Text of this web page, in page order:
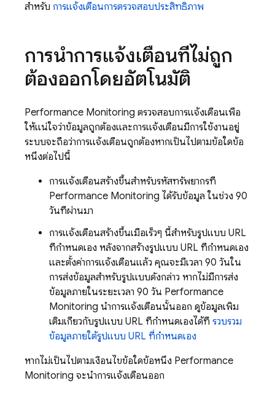
สำหรับ การแจ้งเตือนการตรวจสอบประสิทธิภาพ
การนำการแจ้งเตือนที่ไม่ถูก
ต้องออกโดยอัตโนมัติ
Performance Monitoring ตรวจสอบการแจ้งเตือนเพื่อ
ให้แน่ใจว่าข้อมูลถูกต้องและการแจ้งเตือนมีการใช้งานอยู่
ระบบจะถือว่าการแจ้งเตือนถูกต้องหากเป็นไปตามข้อใดข้อ
หนึ่งต่อไปนี้
การแจ้งเตือนสร้างขึ้นสำหรับรหัสทรัพยากรที่
Performance Monitoring ได้รับข้อมูล ในช่วง 90
วันที่ผ่านมา
การแจ้งเตือนสร้างขึ้นเมื่อเร็วๆ นี้สำหรับรูปแบบ URL
ที่กำหนดเอง หลังจากสร้างรูปแบบ URL ที่กำหนดเอง
และตั้งค่าการแจ้งเตือนแล้ว คุณจะมีเวลา 90 วันใน
การส่งข้อมูลสำหรับรูปแบบดังกล่าว หากไม่มีการส่ง
ข้อมูลภายในระยะเวลา 90 วัน Performance
Monitoring นำการแจ้งเตือนนั้นออก ดูข้อมูลเพิ่ม
เติมเกี่ยวกับรูปแบบ URL ที่กำหนดเองได้ที่ รวบรวม
ข้อมูลภายใต้รูปแบบ URL ที่กำหนดเอง
หากไม่เป็นไปตามเงื่อนไขข้อใดข้อหนึ่ง Performance
Monitoring จะนำการแจ้งเตือนออก